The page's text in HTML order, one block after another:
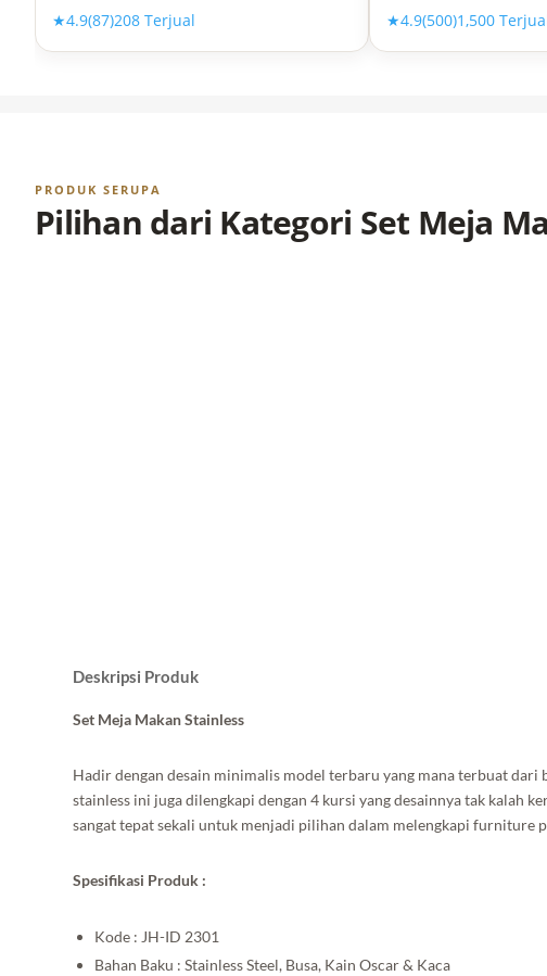
★4.9(87)208 Terjual ★4.9(500)1,500
PRODUK SERUPA
Pilihan dari Kategori Set Meja
Deskripsi Produk
Set Meja Makan Stainless
Hadir dengan desain minimalis model terbaru yang mana terbuat dari
stainless ini juga dilengkapi dengan 4 kursi yang desainnya tak kalah
sangat tepat sekali untuk menjadi pilihan dalam melengkapi furniture
Spesifikasi Produk :
Kode : JH-ID 2301
Bahan Baku : Stainless Steel, Busa, Kain Oscar & Kaca